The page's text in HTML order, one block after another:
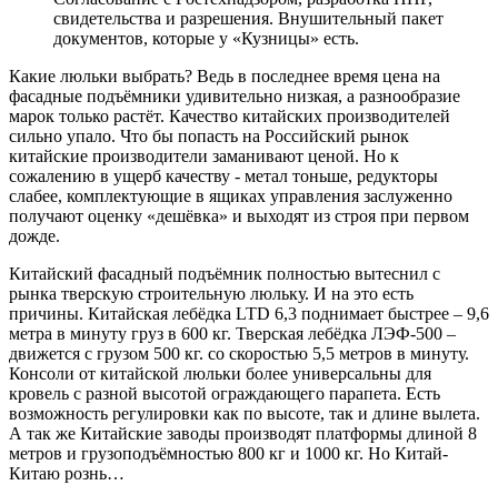
свидетельства и разрешения. Внушительный пакет
документов, которые у «Кузницы» есть.
Какие люльки выбрать? Ведь в последнее время цена на
фасадные подъёмники удивительно низкая, а разнообразие
марок только растёт. Качество китайских производителей
сильно упало. Что бы попасть на Российский рынок
китайские производители заманивают ценой. Но к
сожалению в ущерб качеству - метал тоньше, редукторы
слабее, комплектующие в ящиках управления заслуженно
получают оценку «дешёвка» и выходят из строя при первом
дожде.
Китайский фасадный подъёмник полностью вытеснил с
рынка тверскую строительную люльку. И на это есть
причины. Китайская лебёдка LTD 6,3 поднимает быстрее – 9,6
метра в минуту груз в 600 кг. Тверская лебёдка ЛЭФ-500 –
движется с грузом 500 кг. со скоростью 5,5 метров в минуту.
Консоли от китайской люльки более универсальны для
кровель с разной высотой ограждающего парапета. Есть
возможность регулировки как по высоте, так и длине вылета.
А так же Китайские заводы производят платформы длиной 8
метров и грузоподъёмностью 800 кг и 1000 кг. Но Китай-
Китаю рознь…